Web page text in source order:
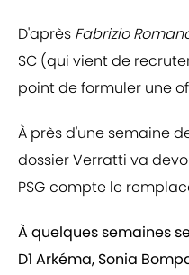
D'après Fabrizio
SC (qui vient de
point de formuler une
À près d'une semaine
dossier Verratti va
PSG compte le
À quelques semaines
D1 Arkéma, Sonia